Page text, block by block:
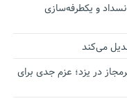
و یکطرفه‌سازی
می‌کند
در یزد؛ عزم جدی برای